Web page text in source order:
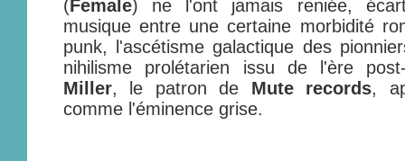
(Female) ne l'ont jamais reniée,
musique entre une certaine morbidité
punk, l'ascétisme galactique des
nihilisme prolétarien issu de l'ère
Miller, le patron de Mute records,
comme l'éminence grise.